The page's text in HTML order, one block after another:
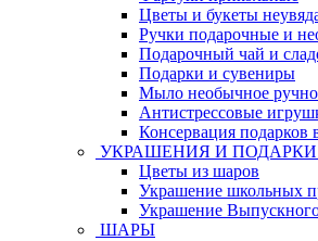
Цветы и букеты
Ручки подарочные и
Подарочный чай и
Подарки и сувениры
Мыло необычное
Антистрессовые
Консервация подарков
УКРАШЕНИЯ И
Цветы из шаров
Украшение школьных
Украшение
ШАРЫ